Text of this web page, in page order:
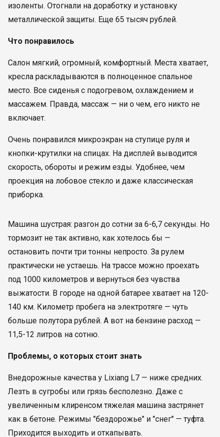
изоленты. Отогнали на доработку и установку
металлической защиты. Еще 65 тысяч рублей.
Что понравилось
Салон мягкий, огромный, комфортный. Места хватает,
кресла раскладываются в полноценное спальное
место. Все сиденья с подогревом, охлаждением и
массажем. Правда, массаж — ни о чем, его никто не
включает.
Очень понравился микроэкран на ступице руля и
кнопки-крутилки на спицах. На дисплей выводится
скорость, обороты и режим езды. Удобнее, чем
проекция на лобовое стекло и даже классическая
приборка.
Машина шустрая: разгон до сотни за 6-6,7 секунды. Но
тормозит не так активно, как хотелось бы —
остановить почти три тонны непросто. За рулем
практически не устаешь. На трассе можно проехать
под 1000 километров и вернуться без чувства
выжатости. В городе на одной батарее хватает на 120-
140 км. Километр пробега на электротяге — чуть
больше полутора рублей. А вот на бензине расход —
11,5-12 литров на сотню.
Проблемы, о которых стоит знать
Внедорожные качества у Lixiang L7 — ниже средних.
Лезть в сугробы или грязь бесполезно. Даже с
увеличенным клиренсом тяжелая машина застрянет
как в бетоне. Режимы "бездорожье" и "снег" — туфта.
Приходится выходить и откапывать.